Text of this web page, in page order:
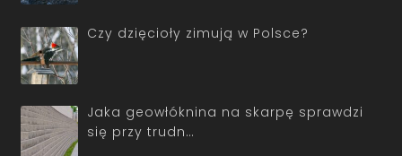
Czy dzięcioły zimują w Polsce?
Jaka geowłóknina na skarpę sprawdzi
się przy trudn…